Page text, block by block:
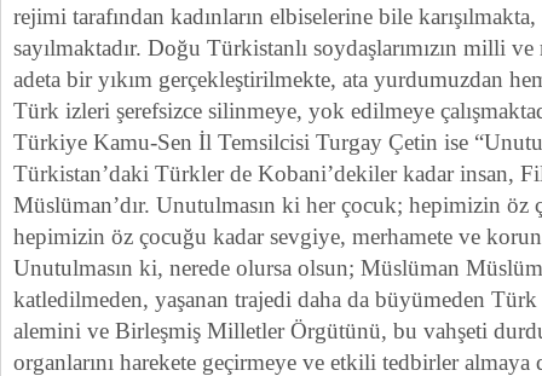
rejimi tarafından kadınların elbiselerine bile
sayılmaktadır. Doğu Türkistanlı soydaşlarımızın milli
adeta bir yıkım gerçekleştirilmekte, ata yurdumuzdan
Türk izleri şerefsizce silinmeye, yok edilmeye
Türkiye Kamu-Sen İl Temsilcisi Turgay Çetin ise
Türkistan’daki Türkler de Kobani’dekiler kadar insan,
Müslüman’dır. Unutulmasın ki her çocuk; hepimizin öz
hepimizin öz çocuğu kadar sevgiye, merhamete ve
Unutulmasın ki, nerede olursa olsun; Müslüman
katledilmeden, yaşanan trajedi daha da büyümeden
alemini ve Birleşmiş Milletler Örgütünü, bu vahşeti
organlarını harekete geçirmeye ve etkili tedbirler